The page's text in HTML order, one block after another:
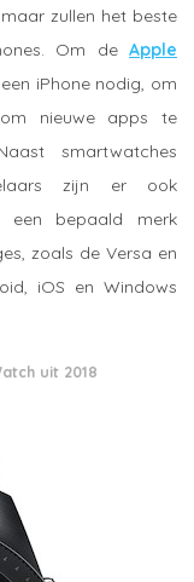
zullen het beste
Om de Apple
iPhone nodig, om
nieuwe apps te
smartwatches
zijn er ook
bepaald merk
zoals de Versa en
iOS en Windows
uit 2018